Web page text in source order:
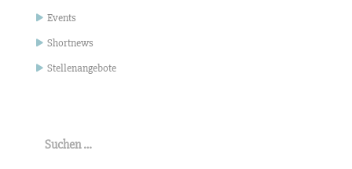
Events
Shortnews
Stellenangebote
nach: